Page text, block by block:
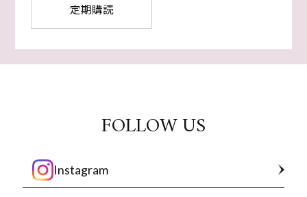
定期購読
FOLLOW US
Instagram